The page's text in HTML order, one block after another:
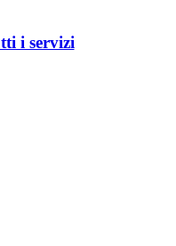
i servizi